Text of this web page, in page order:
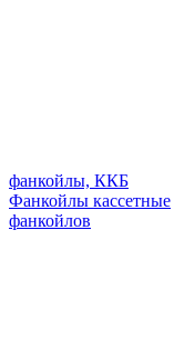
фанкойлы, ККБ
Фанкойлы кассетные
фанкойлов